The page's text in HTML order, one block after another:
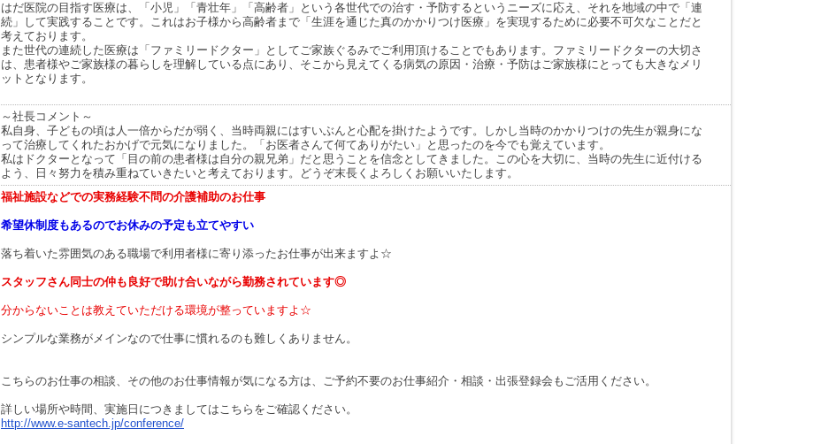
はだ医院の目指す医療は、「小児」「青壮年」「高齢者」という各世代での治す・予防するというニーズに応え、それを地域の中で「連
続」して実践することです。これはお子様から高齢者まで「生涯を通じた真のかかりつけ医療」を実現するために必要不可欠なことだと
考えております。
また世代の連続した医療は「ファミリードクター」としてご家族ぐるみでご利用頂けることでもあります。ファミリードクターの大切さ
は、患者様やご家族様の暮らしを理解している点にあり、そこから見えてくる病気の原因・治療・予防はご家族様にとっても大きなメリ
ットとなります。
～社長コメント～
私自身、子どもの頃は人一倍からだが弱く、当時両親にはすいぶんと心配を掛けたようです。しかし当時のかかりつけの先生が親身にな
って治療してくれたおかげで元気になりました。「お医者さんて何てありがたい」と思ったのを今でも覚えています。
私はドクターとなって「目の前の患者様は自分の親兄弟」だと思うことを信念としてきました。この心を大切に、当時の先生に近付ける
よう、日々努力を積み重ねていきたいと考えております。どうぞ末長くよろしくお願いいたします。
福祉施設などでの実務経験不問の介護補助のお仕事
希望休制度もあるのでお休みの予定も立てやすい
落ち着いた雰囲気のある職場で利用者様に寄り添ったお仕事が出来ますよ☆
スタッフさん同士の仲も良好で助け合いながら勤務されています◎
分からないことは教えていただける環境が整っていますよ☆
シンプルな業務がメインなので仕事に慣れるのも難しくありません。
こちらのお仕事の相談、その他のお仕事情報が気になる方は、ご予約不要のお仕事紹介・相談・出張登録会もご活用ください。
詳しい場所や時間、実施日につきましてはこちらをご確認ください。
http://www.e-santech.jp/conference/